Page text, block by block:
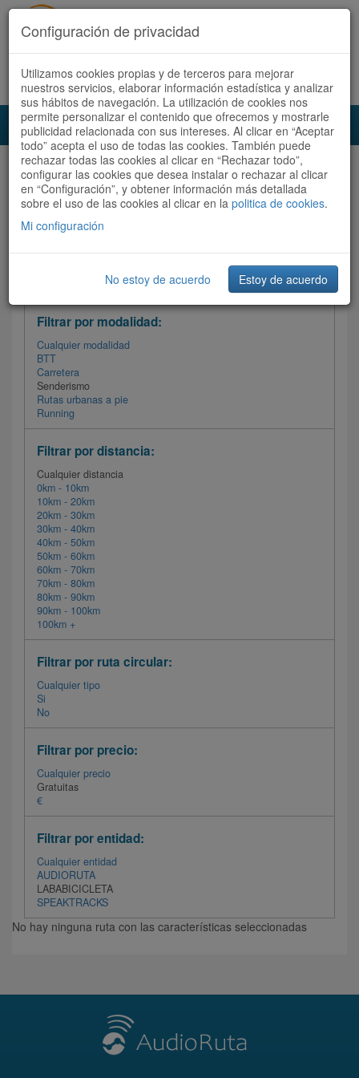
Acceder Registrate ahora Español | Català
Audioruta Todas las rutas
Todas las rutas
Ordenar por: Más recientes /
Filtrar las rutas
Filtrar por modalidad:
Cualquier modalidad
BTT
Carretera
Senderismo
Rutas urbanas a pie
Running
Filtrar por distancia:
Cualquier distancia
0km - 10km
10km - 20km
20km - 30km
30km - 40km
40km - 50km
50km - 60km
60km - 70km
70km - 80km
80km - 90km
90km - 100km
100km +
Filtrar por ruta circular:
Cualquier tipo
Si
No
Filtrar por precio:
Cualquier precio
Gratuitas
€
Filtrar por entidad:
Cualquier entidad
AUDIORUTA
LABABICICLETA
SPEAKTRACKS
No hay ninguna ruta con las características seleccionadas
Configuración de privacidad
Utilizamos cookies propias y de terceros para mejorar
nuestros servicios, elaborar información estadística y analizar
sus hábitos de navegación. La utilización de cookies nos
permite personalizar el contenido que ofrecemos y mostrarle
publicidad relacionada con sus intereses. Al clicar en “Aceptar
todo” acepta el uso de todas las cookies. También puede
rechazar todas las cookies al clicar en “Rechazar todo”,
configurar las cookies que desea instalar o rechazar al clicar
en “Configuración”, y obtener información más detallada
sobre el uso de las cookies al clicar en la politica de cookies.
Mi configuración
No estoy de acuerdo Estoy de acuerdo